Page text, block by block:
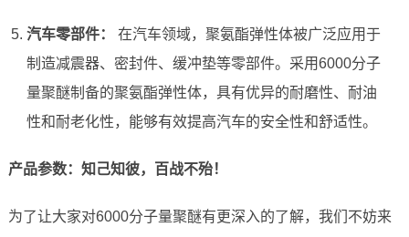
汽车零部件：
在汽车领域，聚氨酯弹性体被广泛应用于
制造减震器、密封件、缓冲垫等零部件。采用6000分子
量聚醚制备的聚氨酯弹性体，具有优异的耐磨性、耐油
性和耐老化性，能够有效提高汽车的安全性和舒适性。
产品参数：知己知彼，百战不殆！
为了让大家对6000分子量聚醚有更深入的了解，我们不妨来